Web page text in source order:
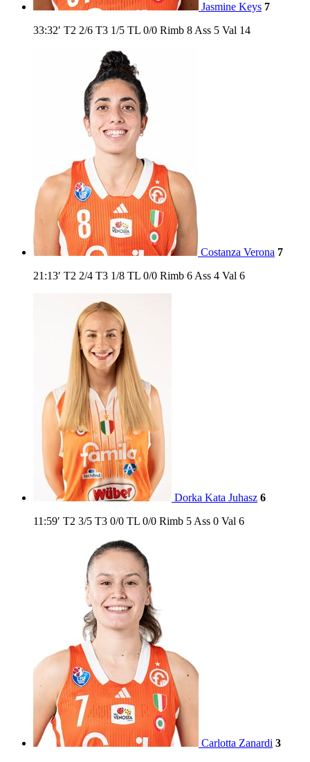
Jasmine Keys 7
33:32′ T2 2/6 T3 1/5 TL 0/0 Rimb 8 Ass 5 Val 14
Costanza Verona 7
21:13′ T2 2/4 T3 1/8 TL 0/0 Rimb 6 Ass 4 Val 6
Dorka Kata Juhasz 6
11:59′ T2 3/5 T3 0/0 TL 0/0 Rimb 5 Ass 0 Val 6
Carlotta Zanardi 3